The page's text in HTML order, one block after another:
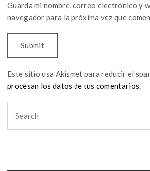
Guarda mi nombre, correo electrónico y
navegador para la próxima vez que
Este sitio usa Akismet para reducir el
procesan los datos de tus comentarios.
for: